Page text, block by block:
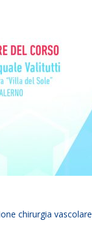
chirurgia vascolare